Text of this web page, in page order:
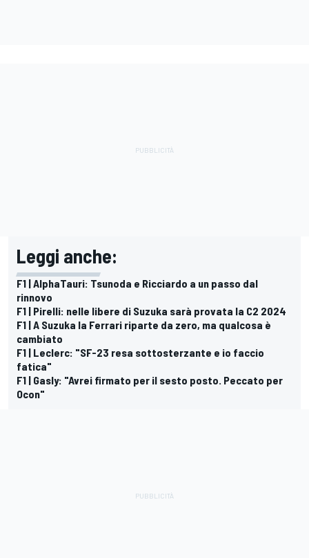
Leggi anche:
F1 | AlphaTauri: Tsunoda e Ricciardo a un passo dal
rinnovo
F1 | Pirelli: nelle libere di Suzuka sarà provata la C2 2024
F1 | A Suzuka la Ferrari riparte da zero, ma qualcosa è
cambiato
F1 | Leclerc: "SF-23 resa sottosterzante e io faccio
fatica"
F1 | Gasly: "Avrei firmato per il sesto posto. Peccato per
Ocon"